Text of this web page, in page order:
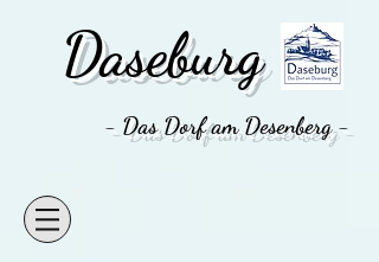
Daseburg
- Das Dorf am Desenberg -